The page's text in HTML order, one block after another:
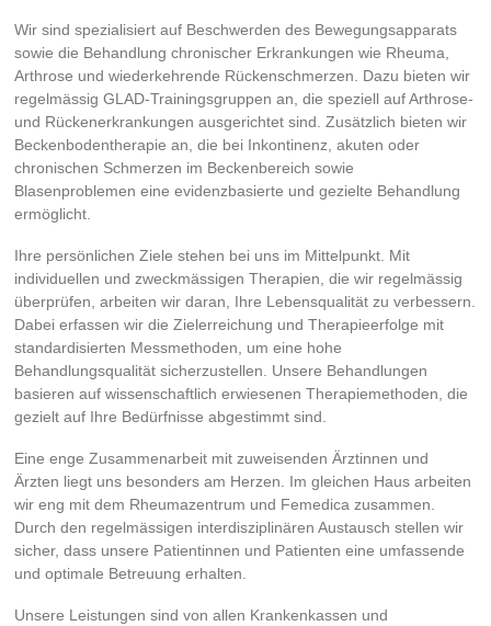
Wir sind spezialisiert auf Beschwerden des Bewegungsapparats
sowie die Behandlung chronischer Erkrankungen wie Rheuma,
Arthrose und wiederkehrende Rückenschmerzen. Dazu bieten wir
regelmässig GLAD-Trainingsgruppen an, die speziell auf Arthrose-
und Rückenerkrankungen ausgerichtet sind. Zusätzlich bieten wir
Beckenbodentherapie an, die bei Inkontinenz, akuten oder
chronischen Schmerzen im Beckenbereich sowie
Blasenproblemen eine evidenzbasierte und gezielte Behandlung
ermöglicht.
Ihre persönlichen Ziele stehen bei uns im Mittelpunkt. Mit
individuellen und zweckmässigen Therapien, die wir regelmässig
überprüfen, arbeiten wir daran, Ihre Lebensqualität zu verbessern.
Dabei erfassen wir die Zielerreichung und Therapieerfolge mit
standardisierten Messmethoden, um eine hohe
Behandlungsqualität sicherzustellen. Unsere Behandlungen
basieren auf wissenschaftlich erwiesenen Therapiemethoden, die
gezielt auf Ihre Bedürfnisse abgestimmt sind.
Eine enge Zusammenarbeit mit zuweisenden Ärztinnen und
Ärzten liegt uns besonders am Herzen. Im gleichen Haus arbeiten
wir eng mit dem Rheumazentrum und Femedica zusammen.
Durch den regelmässigen interdisziplinären Austausch stellen wir
sicher, dass unsere Patientinnen und Patienten eine umfassende
und optimale Betreuung erhalten.
Unsere Leistungen sind von allen Krankenkassen und